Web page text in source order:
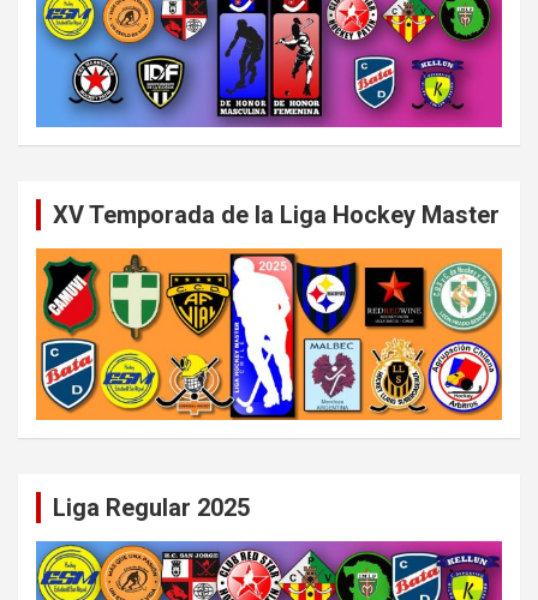
XV Temporada de la Liga Hockey Master
Liga Regular 2025